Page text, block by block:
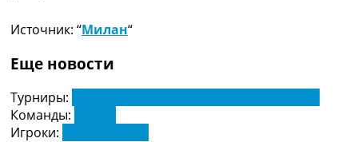
Источник: “Милан“
Еще новости
Турниры:
Команды:
Игроки: